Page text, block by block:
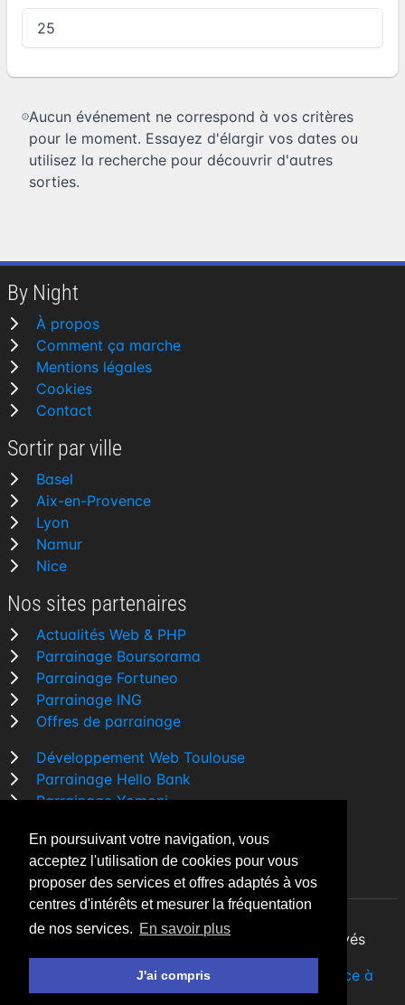
En poursuivant votre navigation, vous
acceptez l'utilisation de cookies pour vous
proposer des services et offres adaptés à vos
centres d'intérêts et mesurer la fréquentation
de nos services. En savoir plus
J'ai compris
Aucun événement ne correspond à vos critères
pour le moment. Essayez d'élargir vos dates ou
utilisez la recherche pour découvrir d'autres
sorties.
By Night
À propos
Comment ça marche
Mentions légales
Cookies
Contact
Sortir par ville
Basel
Aix-en-Provence
Lyon
Namur
Nice
Nos sites partenaires
Actualités Web & PHP
Parrainage Boursorama
Parrainage Fortuneo
Parrainage ING
Offres de parrainage
Développement Web Toulouse
Parrainage Hello Bank
Parrainage Yomoni
Comparatif banque
By Night v5.7.3| © 2026 - Tous droits réservés
par undéveloppeur Web Freelance à
Toulouse